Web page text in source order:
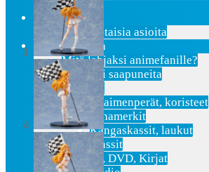
Etusivu
Ajankohtaisia asioita
Verkkokauppa
Mitä lahjaksi animefanille?
Viimeksi saapuneita
Asusteet
Avaimenperät, koristeet
Hihamerkit
Kangaskassit, laukut
Pinssit
Blu-Ray, DVD, Kirjat